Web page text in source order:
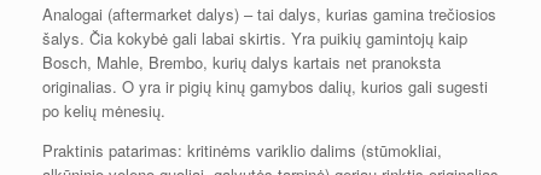
Analogai (aftermarket dalys) – tai dalys, kurias gamina trečiosios
šalys. Čia kokybė gali labai skirtis. Yra puikių gamintojų kaip
Bosch, Mahle, Brembo, kurių dalys kartais net pranoksta
originalias. O yra ir pigių kinų gamybos dalių, kurios gali sugesti
po kelių mėnesių.
Praktinis patarimas: kritinėms variklio dalims (stūmokliai,